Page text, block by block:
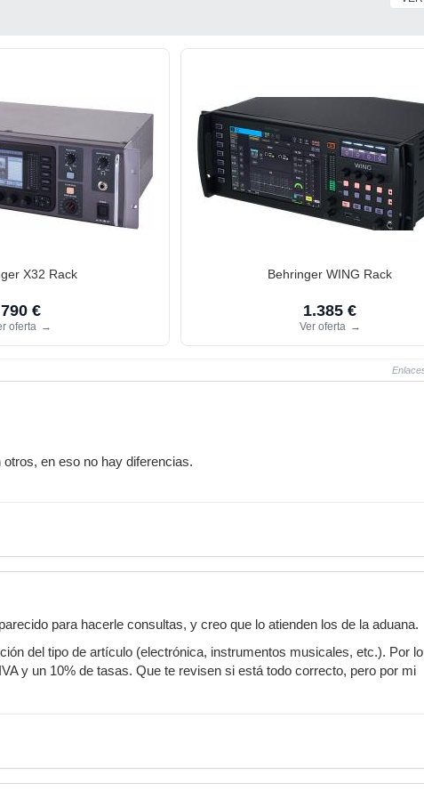
X32 Rack
790 €
oferta →
Behringer WING Rack
1.385 €
Ver oferta →
en eso no hay diferencias.
para hacerle consultas, y creo que lo atienden los de la aduana.
del tipo de artículo (electrónica, instrumentos musicales, etc.). Por
y un 10% de tasas. Que te revisen si está todo correcto, pero por mi